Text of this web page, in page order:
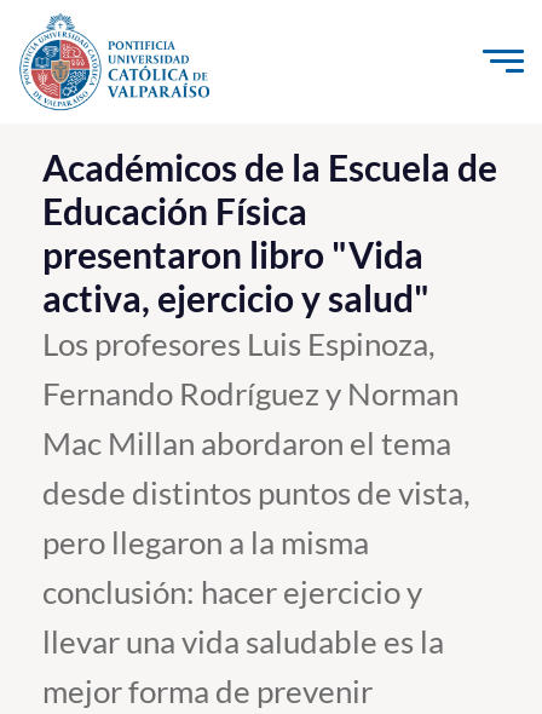
Click acá para ir directamente al contenido
La Universidad
Investigación, Creación e Innovación
PUCV Internacional
Vinculación con el Medio
Admisión
Pregrado
Postgrado
Formación Continua
Estudiantes
Académicos
Funcionarios
Académicos de la Escuela de
Educación Física
presentaron libro "Vida
activa, ejercicio y salud"
Los profesores Luis Espinoza,
Fernando Rodríguez y Norman
Mac Millan abordaron el tema
desde distintos puntos de vista,
pero llegaron a la misma
conclusión: hacer ejercicio y
llevar una vida saludable es la
mejor forma de prevenir